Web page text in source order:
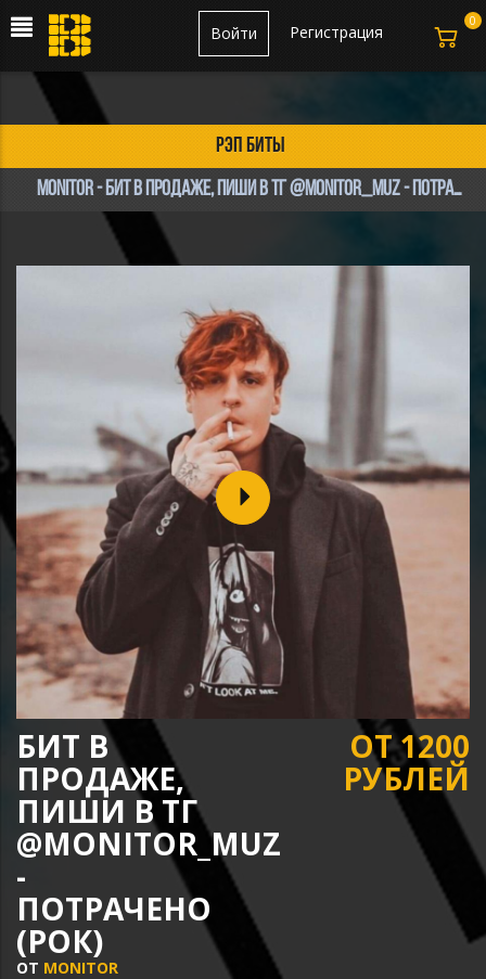
Регистрация
Войти
рэп биты
Monitor - бит в продаже, пиши в тг @monitor_muz - Потрачено (Рок)
БИТ В
ПРОДАЖЕ,
ПИШИ В ТГ
@MONITOR_MUZ
-
ПОТРАЧЕНО
(РОК)
ОТ MONITOR
ОТ 1200
РУБЛЕЙ
0